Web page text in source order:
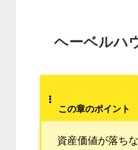
ヘーベルハ
この章のポイント
資産価値が落ち